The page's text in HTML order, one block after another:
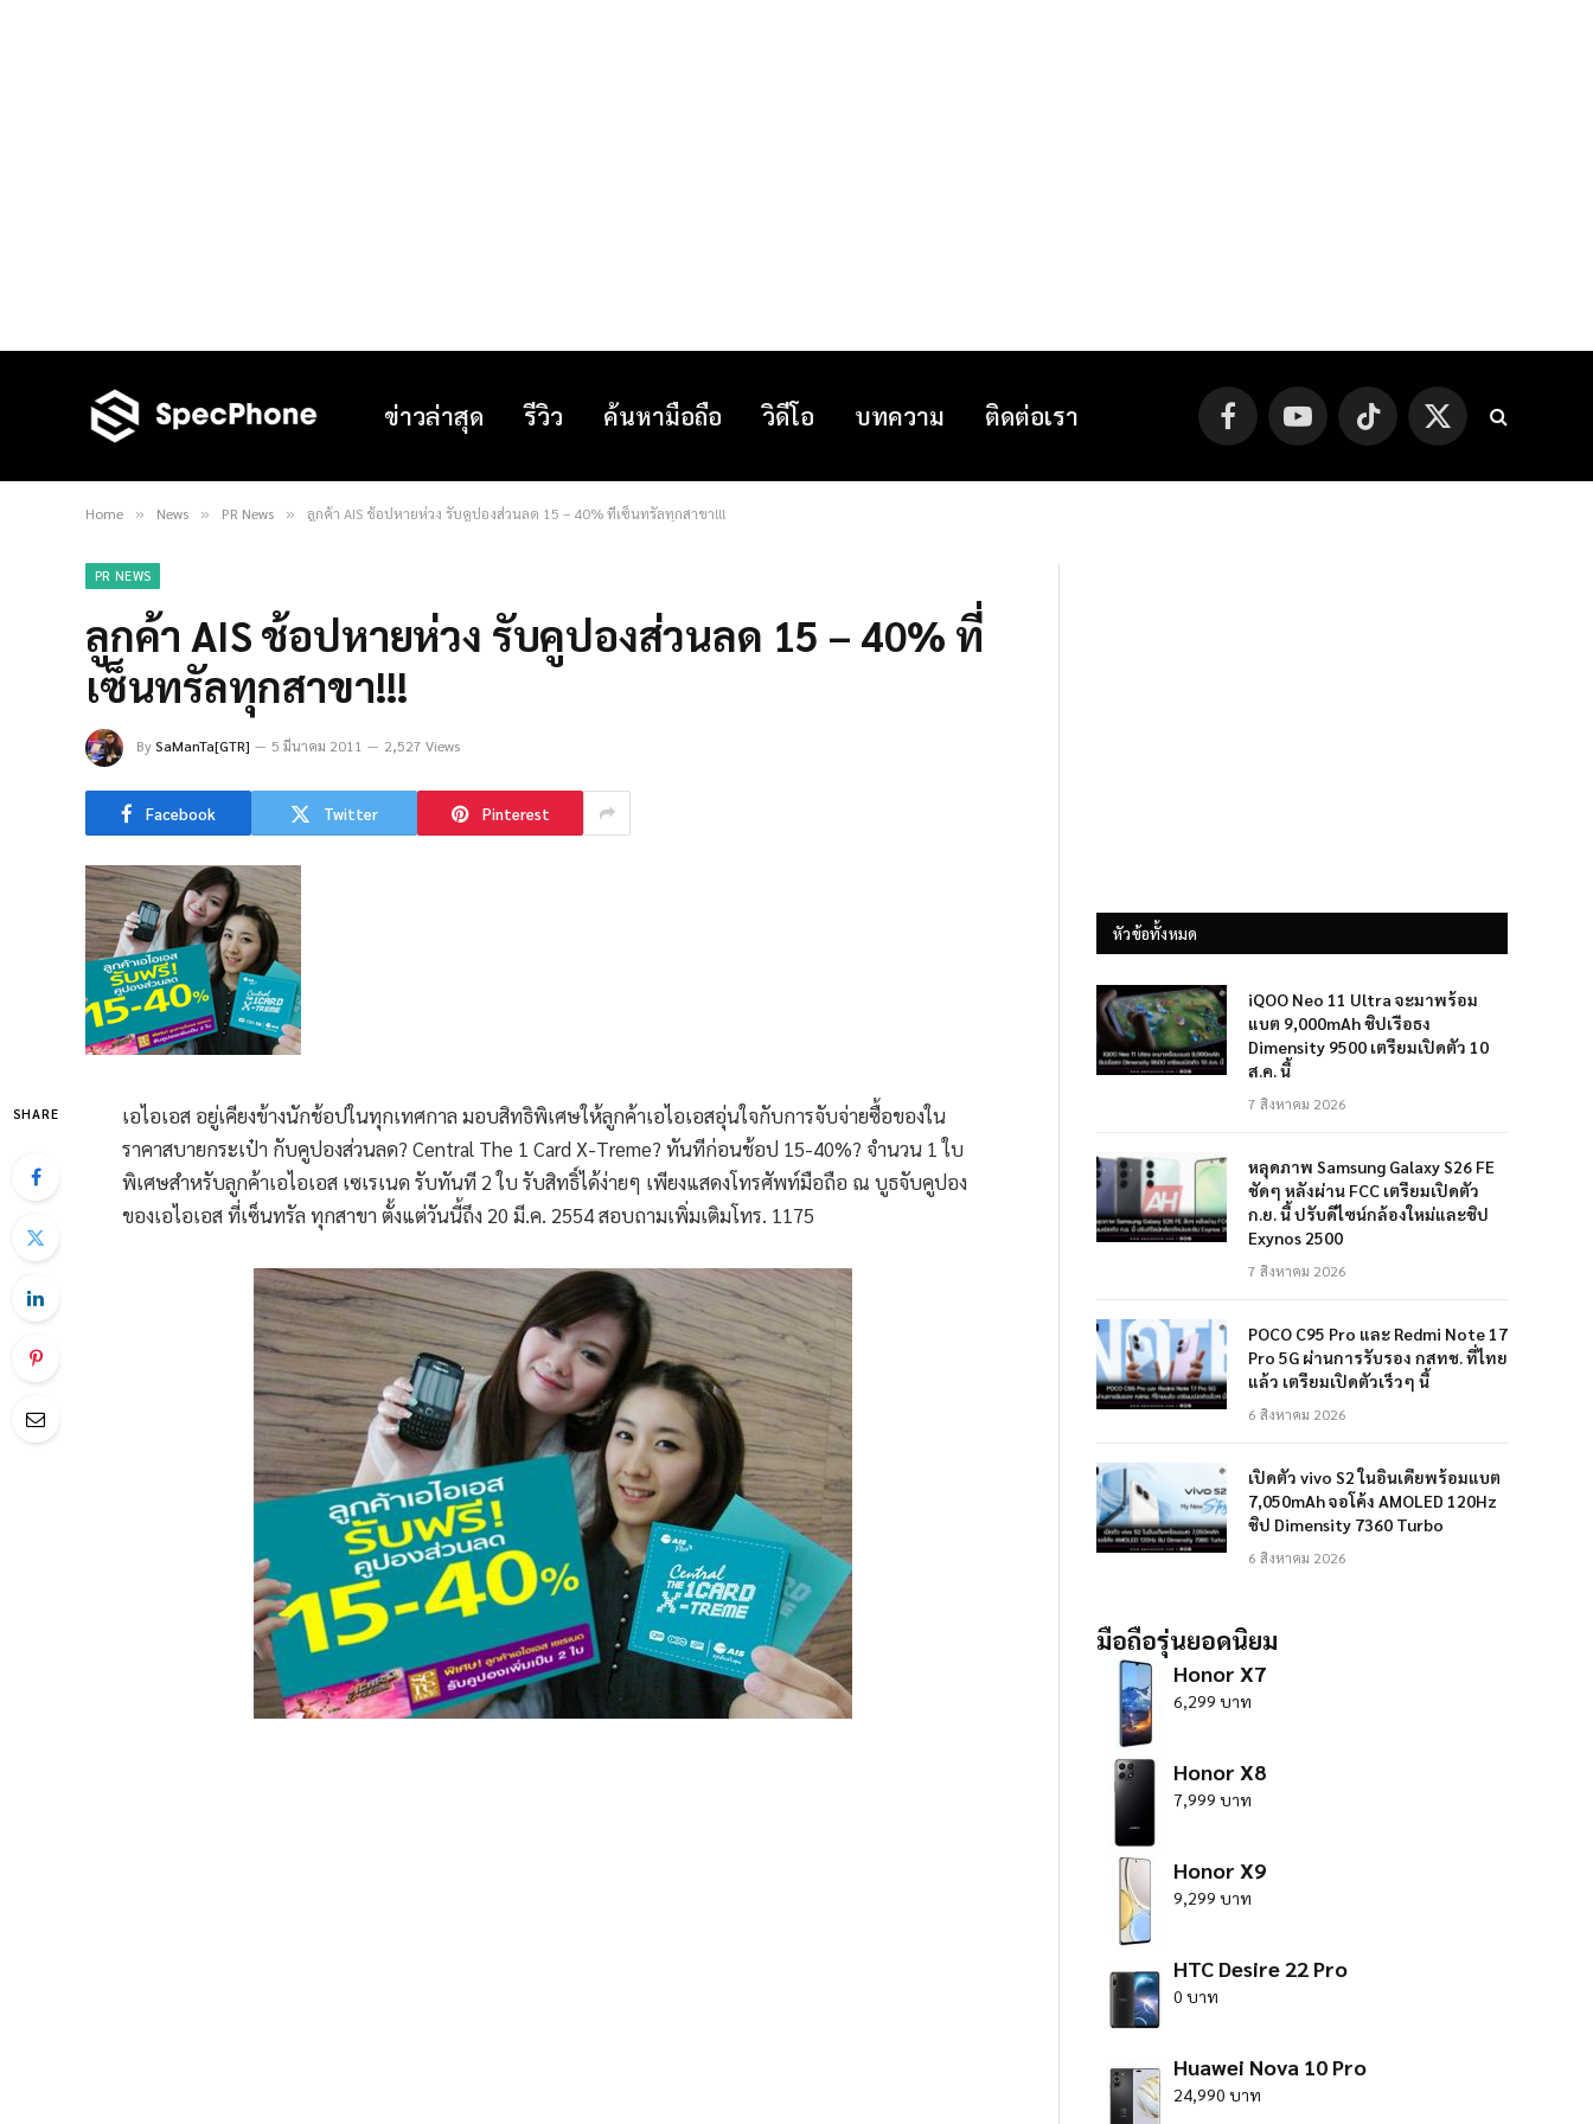
ข่าวล่าสุด รีวิว ค้นหามือถือ วิดีโอ บทความ ติดต่อเรา FacebookYouTube TikTok
X
(Twitter)
Home » News » PR News » ลูกค้า AIS ช้อปหายห่วง รับคูปองส่วนลด 15 – 40% ที่เซ็นทรัลทุกสาขา!!!
PR NEWS
ลูกค้า AIS ช้อปหายห่วง รับคูปองส่วนลด 15 – 40% ที่
เซ็นทรัลทุกสาขา!!!
BySaManTa[GTR] 5 มีนาคม 2011 2,527 Views
Facebook Twitter Pinterest
SHARE
เอไอเอส อยู่เคียงข้างนักช้อปในทุกเทศกาล มอบสิทธิพิเศษให้ลูกค้าเอไอเอสอุ่นใจกับการจับจ่ายซื้อของใน
ราคาสบายกระเป๋า กับคูปองส่วนลด? Central The 1 Card X-Treme? ทันทีก่อนช้อป 15-40%? จำนวน 1 ใบ
พิเศษสำหรับลูกค้าเอไอเอส เซเรเนด รับทันที 2 ใบ รับสิทธิ์ได้ง่ายๆ เพียงแสดงโทรศัพท์มือถือ ณ บูธจับคูปอง
ของเอไอเอส ที่เซ็นทรัล ทุกสาขา ตั้งแต่วันนี้ถึง 20 มี.ค. 2554 สอบถามเพิ่มเติมโทร. 1175
หัวข้อทั้งหมด
iQOO Neo 11 Ultra จะมาพร้อม
แบต 9,000mAh ชิปเรือธง
Dimensity 9500 เตรียมเปิดตัว 10
ส.ค. นี้
7 สิงหาคม 2026
หลุดภาพ Samsung Galaxy S26 FE
ชัดๆ หลังผ่าน FCC เตรียมเปิดตัว
ก.ย. นี้ ปรับดีไซน์กล้องใหม่และชิป
Exynos 2500
7 สิงหาคม 2026
POCO C95 Pro และ Redmi Note 17
Pro 5G ผ่านการรับรอง กสทช. ที่ไทย
แล้ว เตรียมเปิดตัวเร็วๆ นี้
6 สิงหาคม 2026
เปิดตัว vivo S2 ในอินเดียพร้อมแบต
7,050mAh จอโค้ง AMOLED 120Hz
ชิป Dimensity 7360 Turbo
6 สิงหาคม 2026
มือถือรุ่นยอดนิยม
Honor X7
6,299 บาท
Honor X8
7,999 บาท
Honor X9
9,299 บาท
HTC Desire 22 Pro
0 บาท
Huawei Nova 10 Pro
24,990 บาท